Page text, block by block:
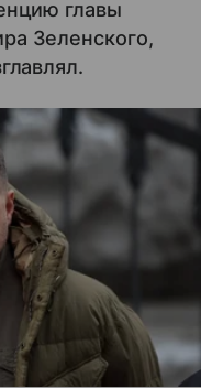
главы
Зеленского,